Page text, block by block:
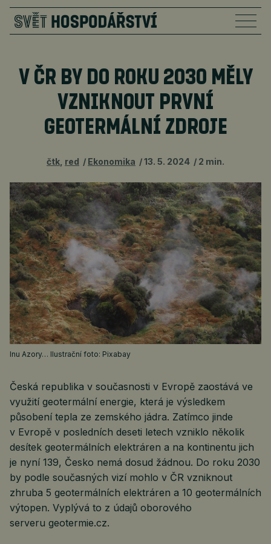
V ČR BY DO ROKU 2030 MĚLY
VZNIKNOUT PRVNÍ
GEOTERMÁLNÍ ZDROJE
čtk red Ekonomika 13. 5. 2024 2 min.
Inu Azory… Ilustrační foto: Pixabay
Česká republika v současnosti v Evropě zaostává ve
využití geotermální energie, která je výsledkem
působení tepla ze zemského jádra. Zatímco jinde
v Evropě v posledních deseti letech vzniklo několik
desítek geotermálních elektráren a na kontinentu jich
je nyní 139, Česko nemá dosud žádnou. Do roku 2030
by podle současných vizí mohlo v ČR vzniknout
zhruba 5 geotermálních elektráren a 10 geotermálních
výtopen. Vyplývá to z údajů oborového
serveru geotermie.cz.